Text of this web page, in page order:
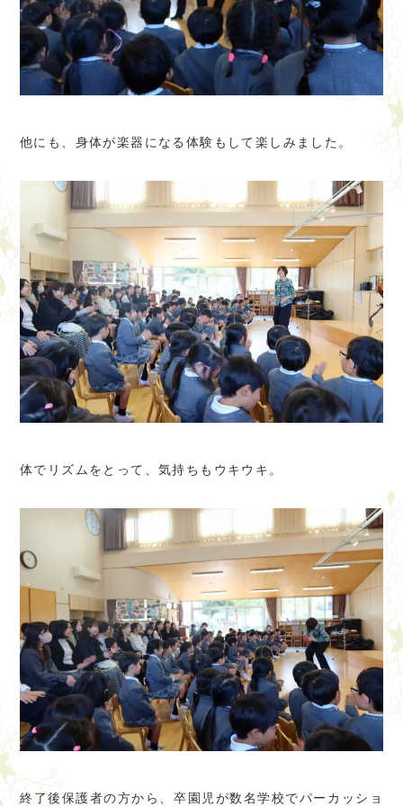
他にも、身体が楽器になる体験もして楽しみました。
体でリズムをとって、気持ちもウキウキ。
終了後保護者の方から、卒園児が数名学校でパーカッショ